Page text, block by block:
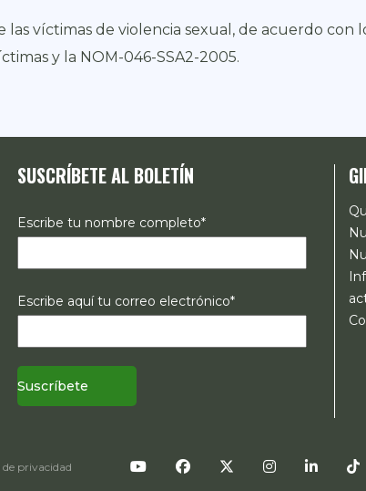
las víctimas de violencia sexual, de acuerdo con
y la NOM-046-SSA2-2005.
SUSCRÍBETE AL BOLETÍN
Escribe tu nombre completo*
Escribe aquí tu correo electrónico*
de privacidad